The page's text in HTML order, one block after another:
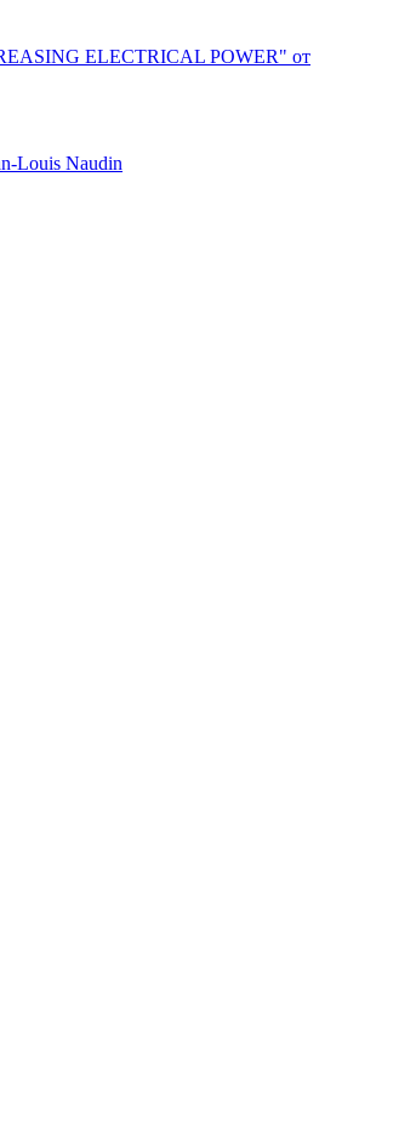
ELECTRICAL POWER" oт
Louis Naudin